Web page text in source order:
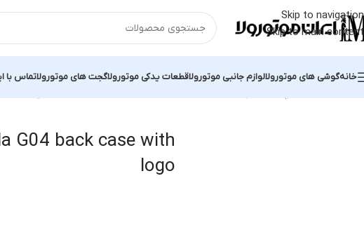
Skip to navigation
Skip to main content
خانهگوشی های موتورولالوازم جانبی موتورولاقطعات یدکی موتورولاگجت های موتورولاتماس با
G04 back case with
logo